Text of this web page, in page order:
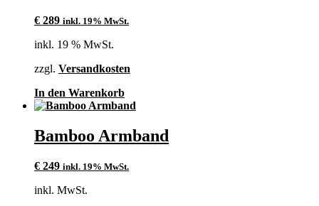
€ 289 inkl. 19% MwSt.
inkl. 19 % MwSt.
zzgl. Versandkosten
In den Warenkorb
Bamboo Armband
€ 249 inkl. 19% MwSt.
inkl. MwSt.